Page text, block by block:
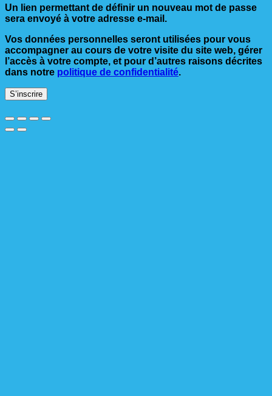
Un lien permettant de définir un nouveau mot de passe
sera envoyé à votre adresse e-mail.
Vos données personnelles seront utilisées pour vous
accompagner au cours de votre visite du site web, gérer
l’accès à votre compte, et pour d’autres raisons décrites
dans notre politique de confidentialité.
S’inscrire